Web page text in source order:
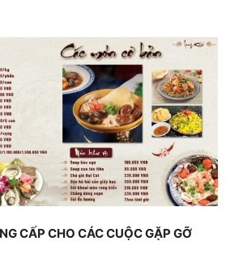
CẤP CHO CÁC CUỘC GẶP GỠ